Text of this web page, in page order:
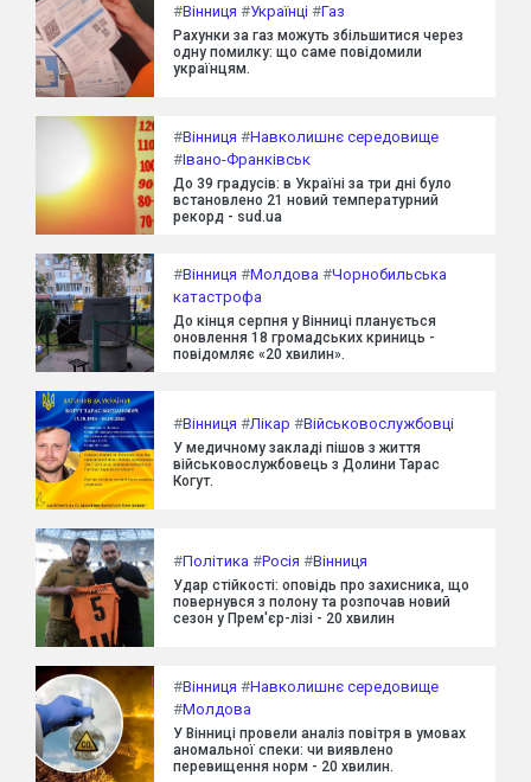
#Вінниця #Українці #Газ
Рахунки за газ можуть збільшитися через
одну помилку: що саме повідомили
українцям.
#Вінниця #Навколишнє середовище
#Івано-Франківськ
До 39 градусів: в Україні за три дні було
встановлено 21 новий температурний
рекорд - sud.ua
#Вінниця #Молдова #Чорнобильська
катастрофа
До кінця серпня у Вінниці планується
оновлення 18 громадських криниць -
повідомляє «20 хвилин».
#Вінниця #Лікар #Військовослужбовці
У медичному закладі пішов з життя
військовослужбовець з Долини Тарас
Когут.
#Політика #Росія #Вінниця
Удар стійкості: оповідь про захисника, що
повернувся з полону та розпочав новий
сезон у Прем'єр-лізі - 20 хвилин
#Вінниця #Навколишнє середовище
#Молдова
У Вінниці провели аналіз повітря в умовах
аномальної спеки: чи виявлено
перевищення норм - 20 хвилин.